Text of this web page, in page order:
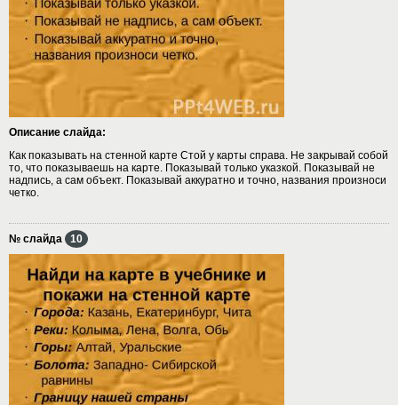
Описание слайда:
Как показывать на стенной карте Стой у карты справа. Не закрывай собой
то, что показываешь на карте. Показывай только указкой. Показывай не
надпись, а сам объект. Показывай аккуратно и точно, названия произноси
четко.
№ слайда 10